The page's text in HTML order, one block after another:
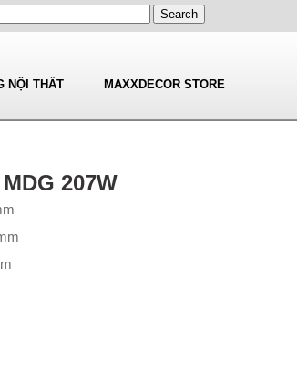
NỘI THẤT MAXXDECOR STORE
207W